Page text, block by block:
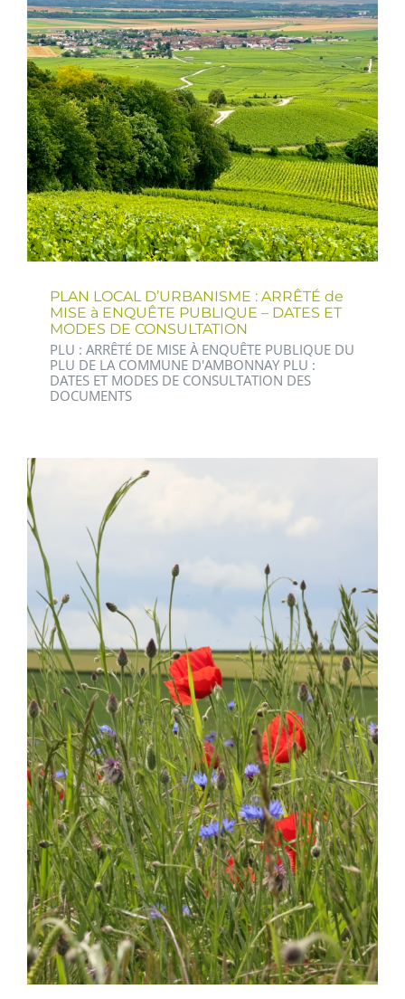
PLAN LOCAL D’URBANISME : ARRÊTÉ de
MISE à ENQUÊTE PUBLIQUE – DATES ET
MODES DE CONSULTATION
PLU : ARRÊTÉ DE MISE À ENQUÊTE PUBLIQUE DU
PLU DE LA COMMUNE D'AMBONNAY PLU :
DATES ET MODES DE CONSULTATION DES
DOCUMENTS